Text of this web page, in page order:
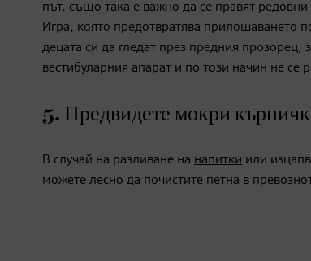
път, също така е важно да се правят редовни
Игра, която предотвратява прилошаването
децата си да гледат през предния
вестибуларния апарат и по този начин не се
5. Предвидете мокри
В случай на разливане на напитки или
можете лесно да почистите петна в